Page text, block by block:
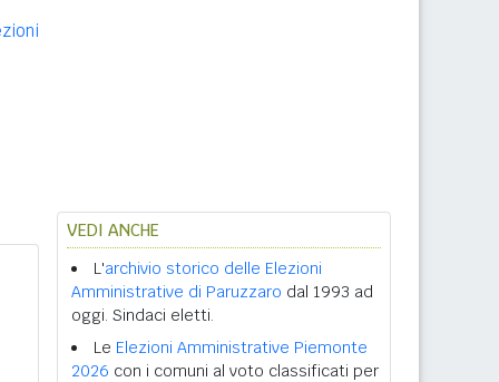
VEDI ANCHE
L'archivio storico delle Elezioni
Amministrative di Paruzzaro dal 1993 ad
oggi. Sindaci eletti.
Le Elezioni Amministrative Piemonte
2026 con i comuni al voto classificati per